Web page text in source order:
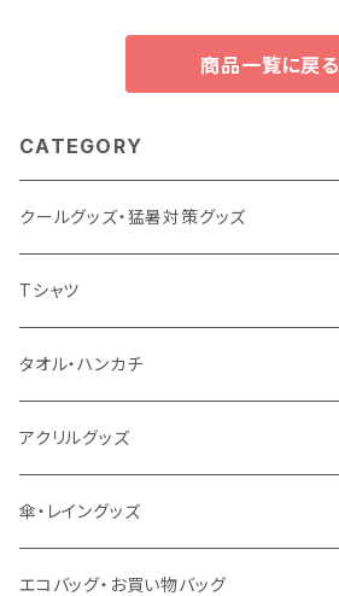
商品一覧に戻る
CATEGORY
クールグッズ・猛暑対策グッズ
扇風機
うちわ
猛暑グッズ
冷感グッズ
Tシャツ
カスタムプリントTシャツ（国内プリント）
イージーオーダーTシャツ（海外生産）
タオル・ハンカチ
名入れタオル
今治タオル
泉州おくばりタオル
アクリルグッズ
キーホルダー
スタンド
傘・レイングッズ
傘
エコバッグ・お買い物バッグ